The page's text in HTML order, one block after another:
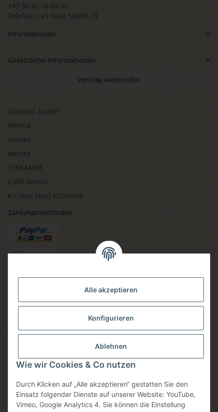
Alle akzeptieren
Konfigurieren
Ablehnen
Wie wir Cookies & Co nutzen
Durch Klicken auf „Alle akzeptieren“ gestatten Sie den
Einsatz folgender Dienste auf unserer Website: YouTube,
Vimeo, Google Analytics 4. Sie können die Einstellung
+49 50 42 50 69 80
Telefax: + 49 5042 50698-29
Informationen
Gesetzliche Informationen
Vertrag widerrufen
Diamant Zucker
Hellma
Senseo
Melitta
TEEKANNE
Caffè Bonini
K's Soul Food Kitchen®
Zahlungsmethoden
Versandmethoden
Sicheres einkaufen